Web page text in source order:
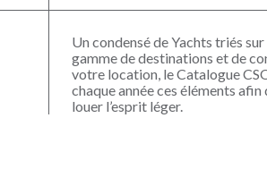
Un condensé de Yachts triés
gamme de destinations et de
votre location, le Catalogue
chaque année ces éléments afin
louer l’esprit léger.